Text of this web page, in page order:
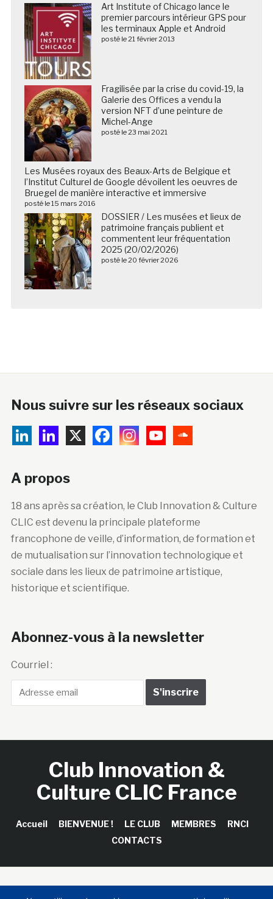
Art Institute of Chicago lance le
premier parcours intérieur GPS pour
les terminaux Apple et Android
posté le 21 février 2013
Fragilisée par la crise du covid-19, la
Galerie des Offices a vendu la
version NFT d’une peinture de
Michel-Ange
posté le 23 mai 2021
Les Musées royaux des Beaux-Arts de Belgique et
l’Institut Culturel de Google dévoilent les oeuvres de
Bruegel de manière interactive et immersive
posté le 15 mars 2016
DOSSIER / Les musées et lieux de
patrimoine français publient et
commentent leur fréquentation
2025 (20/02/2026)
posté le 20 février 2026
Nous suivre sur les réseaux sociaux
A propos
18 ans après sa création, le Club Innovation & Culture
CLIC est devenu la principale plateforme
francophone de veille, d’information, de formation et
de mutualisation sur l’innovation technologique et
sociale dans les lieux de patrimoine artistique,
historique et scientifique.
Abonnez-vous à la newsletter
Courriel :
Club Innovation &
Culture CLIC France
Accueil BIENVENUE ! LE CLUB MEMBRES
RNCI
CONTACTS